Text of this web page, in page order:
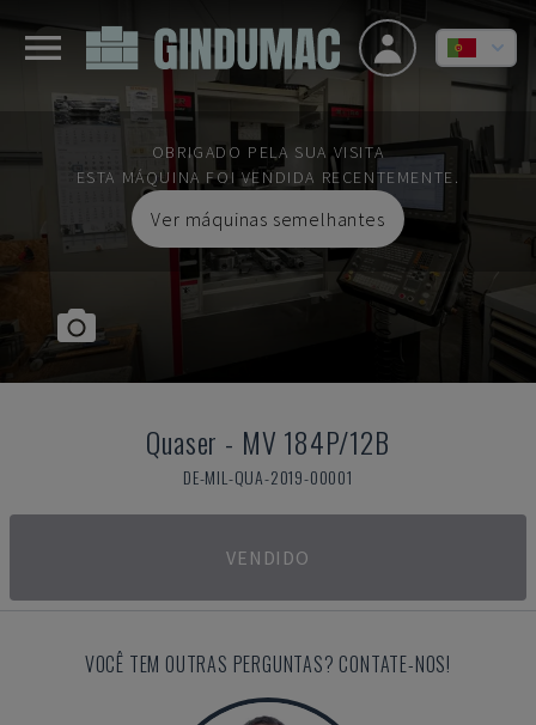
OBRIGADO PELA SUA VISITA
ESTA MÁQUINA FOI VENDIDA RECENTEMENTE.
Ver máquinas semelhantes
Quaser - MV 184P/12B
DE-MIL-QUA-2019-00001
VENDIDO
VOCÊ TEM OUTRAS PERGUNTAS? CONTATE-NOS!